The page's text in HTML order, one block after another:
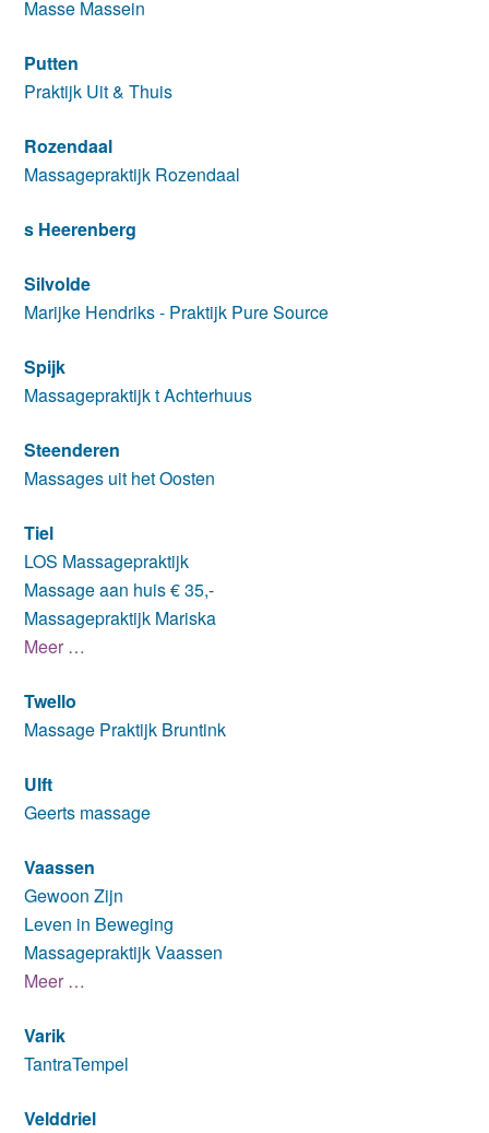
Masse Massein
Putten
Praktijk Uit & Thuis
Rozendaal
Massagepraktijk Rozendaal
s Heerenberg
Silvolde
Marijke Hendriks - Praktijk Pure Source
Spijk
Massagepraktijk t Achterhuus
Steenderen
Massages uit het Oosten
Tiel
LOS Massagepraktijk
Massage aan huis € 35,-
Massagepraktijk Mariska
Meer …
Twello
Massage Praktijk Bruntink
Ulft
Geerts massage
Vaassen
Gewoon Zijn
Leven in Beweging
Massagepraktijk Vaassen
Meer …
Varik
TantraTempel
Velddriel